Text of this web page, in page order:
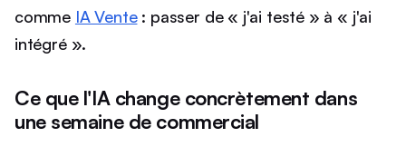
comme IA Vente: passer de « j'ai testé » à « j'ai
intégré ».
Ce que l'IA change concrètement dans
une semaine de commercial